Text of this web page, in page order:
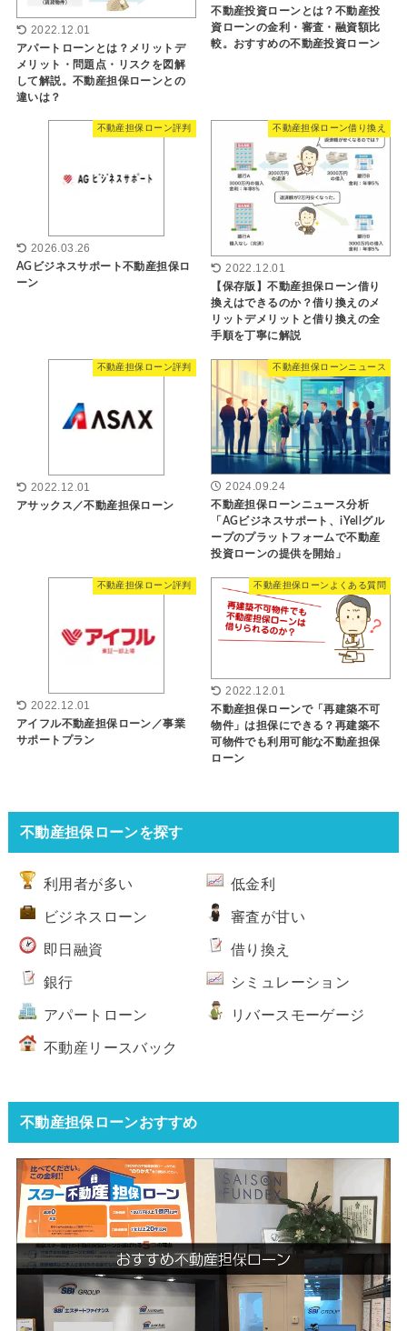
2022.12.01
アパートローンとは？メリットデ
メリット・問題点・リスクを図解
して解説。不動産担保ローンとの
違いは？
不動産投資ローンとは？不動産投
資ローンの金利・審査・融資額比
較。おすすめの不動産投資ローン
不動産担保ローン評判
2026.03.26
AGビジネスサポート不動産担保ロ
ーン
不動産担保ローン借り換え
2022.12.01
【保存版】不動産担保ローン借り
換えはできるのか？借り換えのメ
リットデメリットと借り換えの全
手順を丁寧に解説
不動産担保ローン評判
2022.12.01
アサックス／不動産担保ローン
不動産担保ローンニュース
2024.09.24
不動産担保ローンニュース分析
「AGビジネスサポート、iYellグル
ープのプラットフォームで不動産
投資ローンの提供を開始」
不動産担保ローン評判
2022.12.01
アイフル不動産担保ローン／事業
サポートプラン
不動産担保ローンよくある質問
2022.12.01
不動産担保ローンで「再建築不可
物件」は担保にできる？再建築不
可物件でも利用可能な不動産担保
ローン
不動産担保ローンを探す
利用者が多い 低金利
ビジネスローン 審査が甘い
即日融資 借り換え
銀行 シミュレーション
アパートローン リバースモーゲージ
不動産リースバック
不動産担保ローンおすすめ